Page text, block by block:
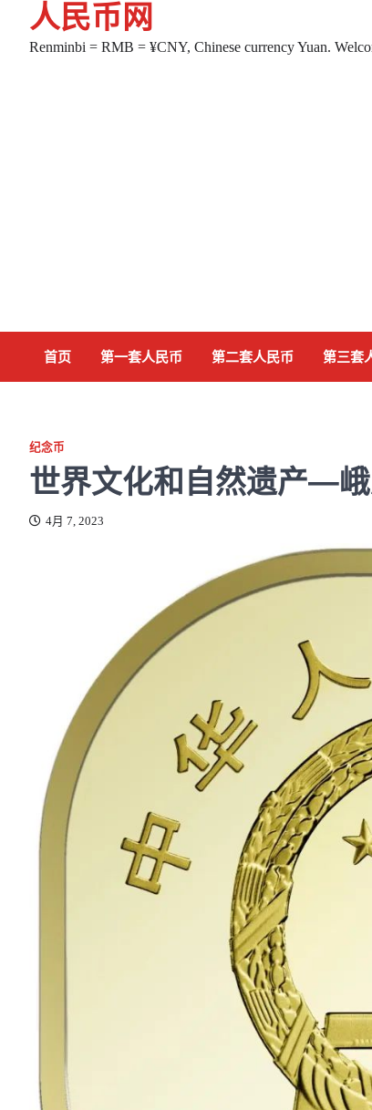
content
人民币网
Renminbi = RMB = ¥CNY, Chinese currency Yuan.
首页 第一套人民币 第二套人民币 第三套
纪念币
世界文化和自然遗产—
4月 7, 2023